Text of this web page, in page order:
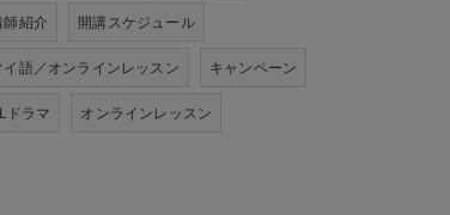
師紹介 開講スケジュール
イ語／オンラインレッスン キャンペーン
ドラマ オンラインレッスン